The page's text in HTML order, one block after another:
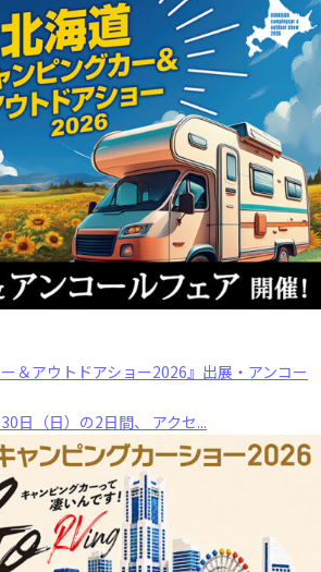
＆アウトドアショー2026』出展・アンコー
日（日）の2日間、 アクセ...